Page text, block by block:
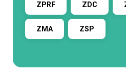
ZPRF ZDC
ZMA ZSP